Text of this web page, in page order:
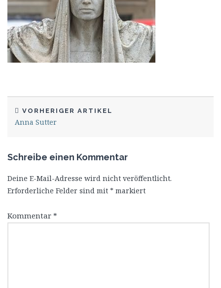
VORHERIGER ARTIKEL
Anna Sutter
Schreibe einen Kommentar
Deine E-Mail-Adresse wird nicht veröffentlicht.
Erforderliche Felder sind mit * markiert
Kommentar *